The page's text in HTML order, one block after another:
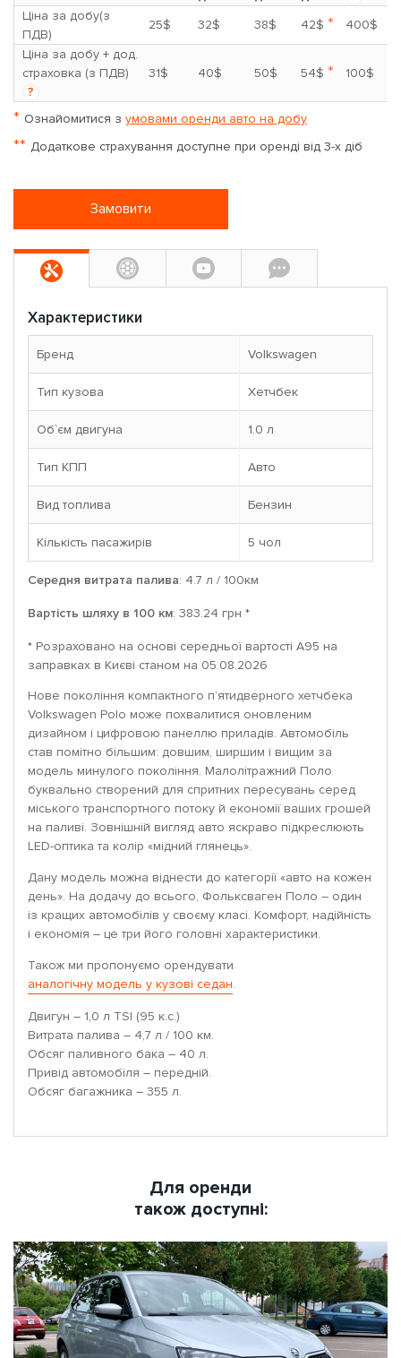
Ціна за добу(з
ПДВ)
25$ 32$ 38$ 42$ *
400$
Ціна за добу + дод.
страховка (з ПДВ)
?
31$ 40$ 50$ 54$ * 100$
* Ознайомитися з умовами оренди авто на добу
** Додаткове страхування доступне при оренді від 3-х діб
Замовити
Характеристики
Бренд Volkswagen
Тип кузова Хетчбек
Об`єм двигуна 1.0 л
Тип КПП Авто
Вид топлива Бензин
Кількість пасажирів 5 чoл
Середня витрата палива: 4.7 л / 100км
Вартість шляху в 100 км: 383.24 грн *
* Розраховано на основі середньої вартості A95 на
заправках в Києві станом на 05.08.2026
Нове покоління компактного п’ятидверного хетчбека
Volkswagen Polo може похвалитися оновленим
дизайном і цифровою панеллю приладів. Автомобіль
став помітно більшим: довшим, ширшим і вищим за
модель минулого покоління. Малолітражний Поло
буквально створений для спритних пересувань серед
міського транспортного потоку й економії ваших грошей
на паливі. Зовнішній вигляд авто яскраво підкреслюють
LED-оптика та колір «мідний глянець».
Дану модель можна віднести до категорії «авто на кожен
день». На додачу до всього, Фольксваген Поло – один
із кращих автомобілів у своєму класі. Комфорт, надійність
і економія – це три його головні характеристики.
Також ми пропонуємо орендувати
аналогічну модель у кузові седан.
Двигун – 1,0 л TSI (95 к.с.)
Витрата палива – 4,7 л / 100 км.
Обсяг паливного бака – 40 л.
Привід автомобіля – передній.
Обсяг багажника – 355 л.
Для оренди
також доступні: